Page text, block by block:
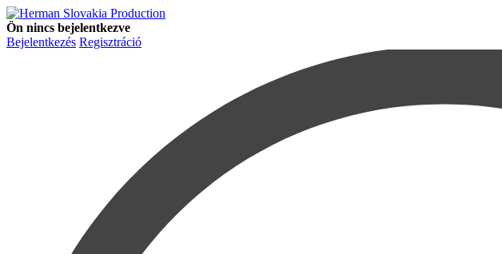
Ön nincs bejelentkezve
Bejelentkezés Regisztráció